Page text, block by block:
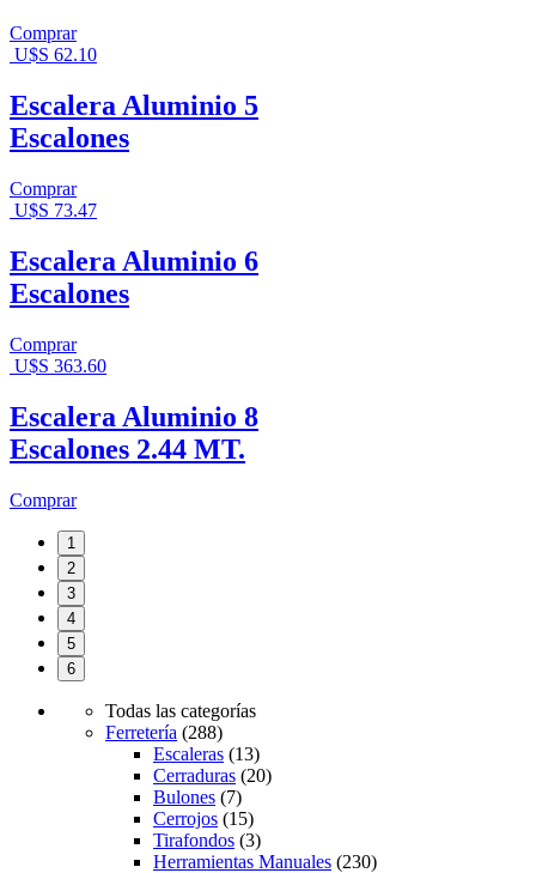
Comprar
U$S 62.10
Escalera Aluminio 5
Escalones
Comprar
U$S 73.47
Escalera Aluminio 6
Escalones
Comprar
U$S 363.60
Escalera Aluminio 8
Escalones 2.44 MT.
Comprar
1
2
3
4
5
6
Todas las categorías
Ferretería (288)
Escaleras (13)
Cerraduras (20)
Bulones (7)
Cerrojos (15)
Tirafondos (3)
Herramientas Manuales (230)